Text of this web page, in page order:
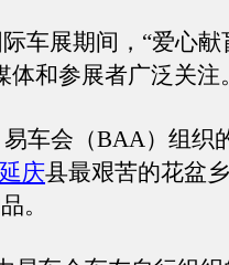
际车展期间，“爱心献
体和参展者广泛关注
车会（BAA）组织
延庆县最艰苦的花盆
。